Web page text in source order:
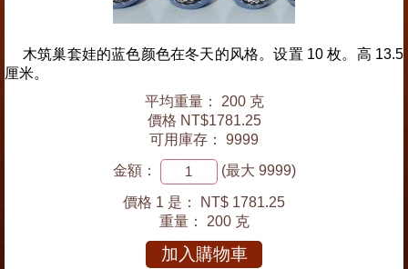
木筑巢套娃的蓝色颜色在冬天的风格。设置 10 枚。高 13.5
厘米。
平均重量： 200 克
價格 NT$1781.25
可用庫存： 9999
金額： (最大 9999)
價格 1 是：
NT$ 1781.25
重量： 200 克
加入購物車